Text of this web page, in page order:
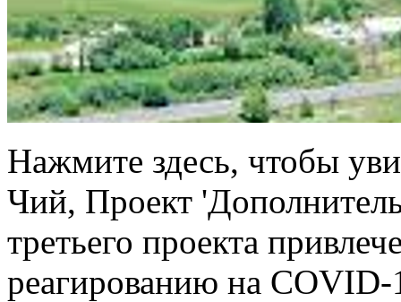
Нажмите здесь, чтобы
Чий, Проект
третьего проекта
реагированию на COVID-